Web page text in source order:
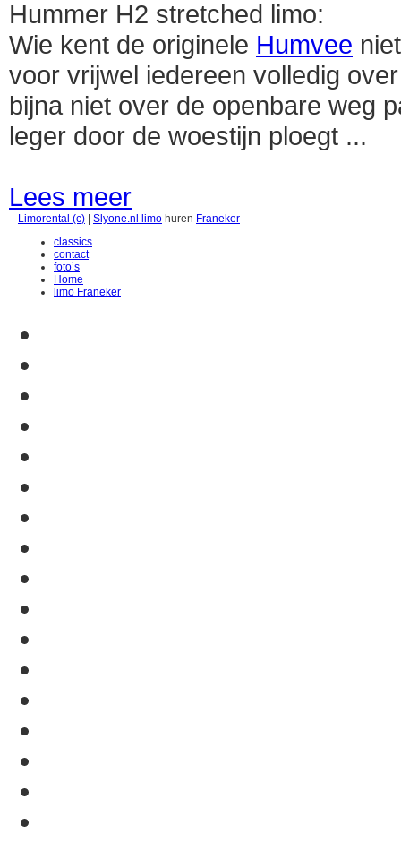
Hummer H2 stretched limo:
Wie kent de originele Humvee
voor vrijwel iedereen volledig
bijna niet over de openbare weg
leger door de woestijn ploegt ...
Lees meer
Limorental (c) Slyone.nl limo huren Franeker
classics
contact
foto’s
Home
limo Franeker